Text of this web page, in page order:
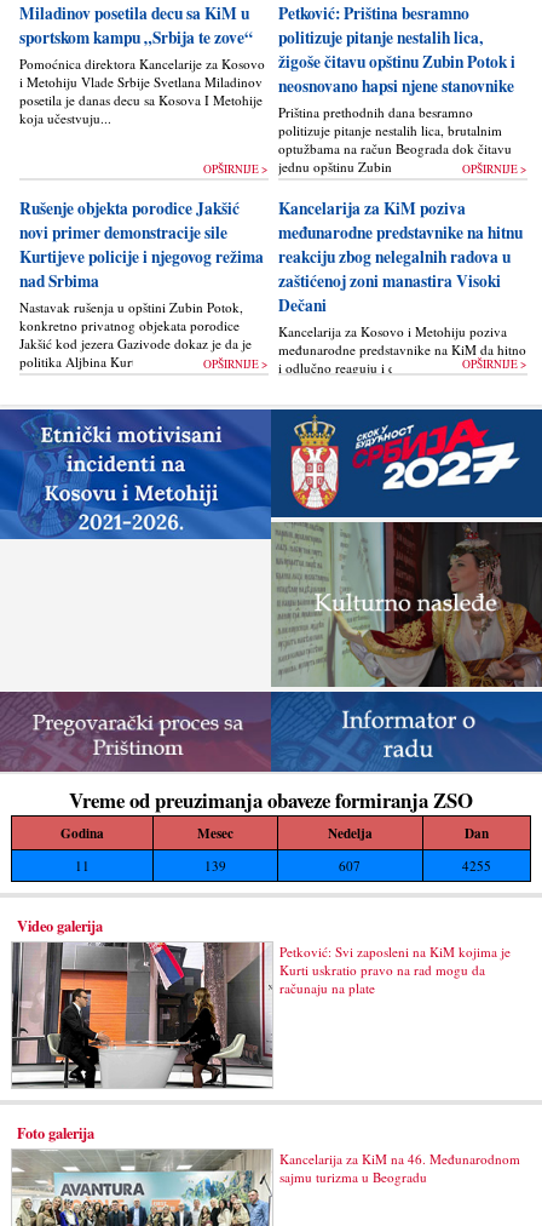
Miladinov posetila decu sa KiM u
sportskom kampu „Srbija te zove“
Pomoćnica direktora Kancelarije za Kosovo
i Metohiju Vlade Srbije Svetlana Miladinov
posetila je danas decu sa Kosova I Metohije
koja učestvuju...
OPŠIRNIJE >
Petković: Priština besramno
politizuje pitanje nestalih lica,
žigoše čitavu opštinu Zubin Potok i
neosnovano hapsi njene stanovnike
Priština prethodnih dana besramno
politizuje pitanje nestalih lica, brutalnim
optužbama na račun Beograda dok čitavu
jednu opštinu Zubin Potok žigoše...OPŠIRNIJE >
Rušenje objekta porodice Jakšić
novi primer demonstracije sile
Kurtijeve policije i njegovog režima
nad Srbima
Nastavak rušenja u opštini Zubin Potok,
konkretno privatnog objekata porodice
Jakšić kod jezera Gazivode dokaz je da je
politika Alјbina Kurtija...
OPŠIRNIJE >
Kancelarija za KiM poziva
međunarodne predstavnike na hitnu
reakciju zbog nelegalnih radova u
zaštićenoj zoni manastira Visoki
Dečani
Kancelarija za Kosovo i Metohiju poziva
međunarodne predstavnike na KiM da hitno
i odlučno reaguju i da bez odlaganja
građevinskih...
OPŠIRNIJE >
Vreme od preuzimanja obaveze formiranja ZSO
Godina Mesec Nedelja Dan
11 139 607 4255
Video galerija
Petković: Svi zaposleni na KiM kojima je
Kurti uskratio pravo na rad mogu da
računaju na plate
Foto galerija
Kancelarija za KiM na 46. Međunarodnom
sajmu turizma u Beogradu